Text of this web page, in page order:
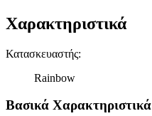
Χαρακτηριστικά
Κατασκευαστής:
Rainbow
Βασικά Χαρακτηριστικά